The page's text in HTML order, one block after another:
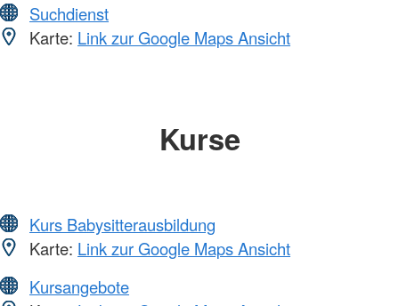
Suchdienst
Karte: Link zur Google Maps Ansicht
Kurse
Kurs Babysitterausbildung
Karte: Link zur Google Maps Ansicht
Kursangebote